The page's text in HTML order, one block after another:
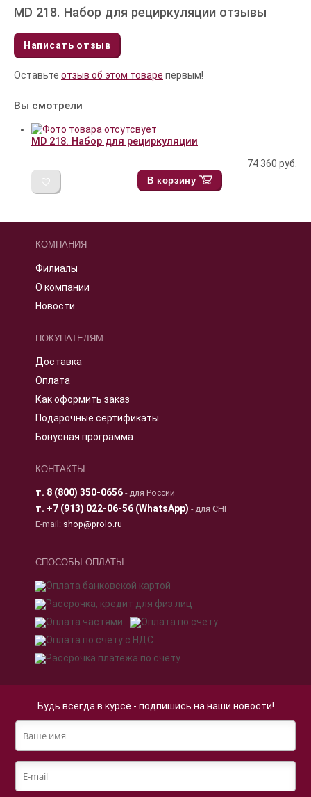
MD 218. Набор для рециркуляции отзывы
Написать отзыв
Оставьте отзыв об этом товаре первым!
Вы смотрели
MD 218. Набор для рециркуляции
74 360 руб.
В корзину
КОМПАНИЯ
Филиалы
О компании
Новости
ПОКУПАТЕЛЯМ
Доставка
Оплата
Как оформить заказ
Подарочные сертификаты
Бонусная программа
КОНТАКТЫ
т. 8 (800) 350-0656- для России
т. +7 (913) 022-06-56 (WhatsApp) - для СНГ
E-mail: shop@prolo.ru
СПОСОБЫ ОПЛАТЫ
Будь всегда в курсе - подпишись на наши новости!